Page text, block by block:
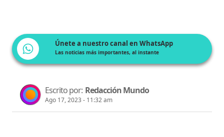
Únete a nuestro canal en WhatsApp
Las noticias más importantes, al instante
Escrito por: Redacción Mundo
Ago 17, 2023 - 11:32 am